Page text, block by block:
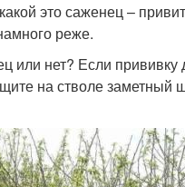
это саженец –
реже.
или нет? Если
на стволе